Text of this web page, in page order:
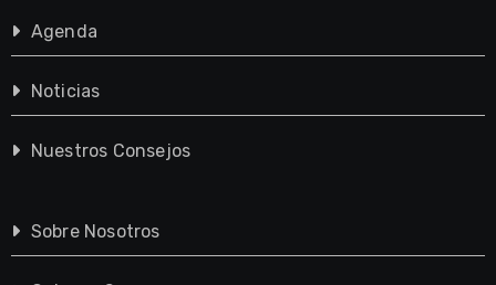
Agenda
Noticias
Nuestros Consejos
Sobre Nosotros